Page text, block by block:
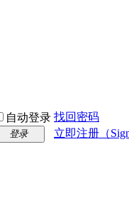
自动登录 找回密码
登录 立即注册（